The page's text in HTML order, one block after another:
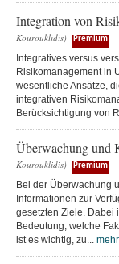
Integration von
Kourouklidis)
Premium
Integratives versus
Risikomanagement in
wesentliche Ansätze,
integrativen
Berücksichtigung von
Überwachung und
Kourouklidis)
Premium
Bei der Überwachung
Informationen zur
gesetzten Ziele. Dabei
Bedeutung, welche
ist es wichtig, zu...